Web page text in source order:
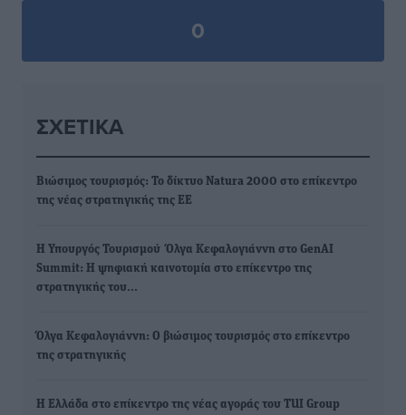
0
ΣΧΕΤΙΚΆ
Βιώσιμος τουρισμός: Το δίκτυο Natura 2000 στο επίκεντρο
της νέας στρατηγικής της ΕΕ
H Υπουργός Τουρισμού Όλγα Κεφαλογιάννη στο GenAI
Summit: Η ψηφιακή καινοτομία στο επίκεντρο της
στρατηγικής του…
Όλγα Κεφαλογιάννη: Ο βιώσιμος τουρισμός στο επίκεντρο
της στρατηγικής
Η Ελλάδα στο επίκεντρο της νέας αγοράς του TUI Group